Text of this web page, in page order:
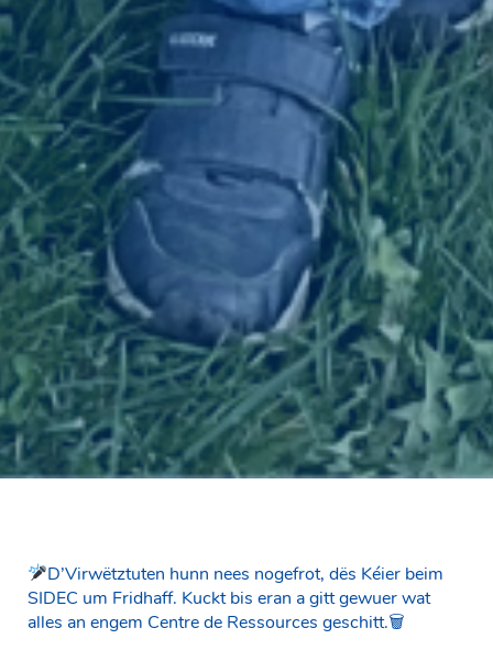
D’Virwëtztuten hunn nees nogefrot, dës Kéier beim
SIDEC um Fridhaff. Kuckt bis eran a gitt gewuer wat
alles an engem Centre de Ressources geschitt.🗑